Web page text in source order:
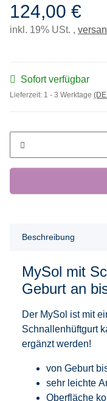
124,00 €
inkl. 19% USt. ,
Sofort verfügbar
Lieferzeit: 1 - 3 Werktage
Beschreibung
MySol mit
Geburt an
Der MySol ist mit
Schnallenhüftgurt
ergänzt werden!
von Geburt
sehr leichte
Oberfläche